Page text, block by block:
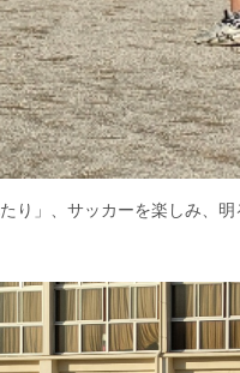
り」、サッカーを楽しみ、明